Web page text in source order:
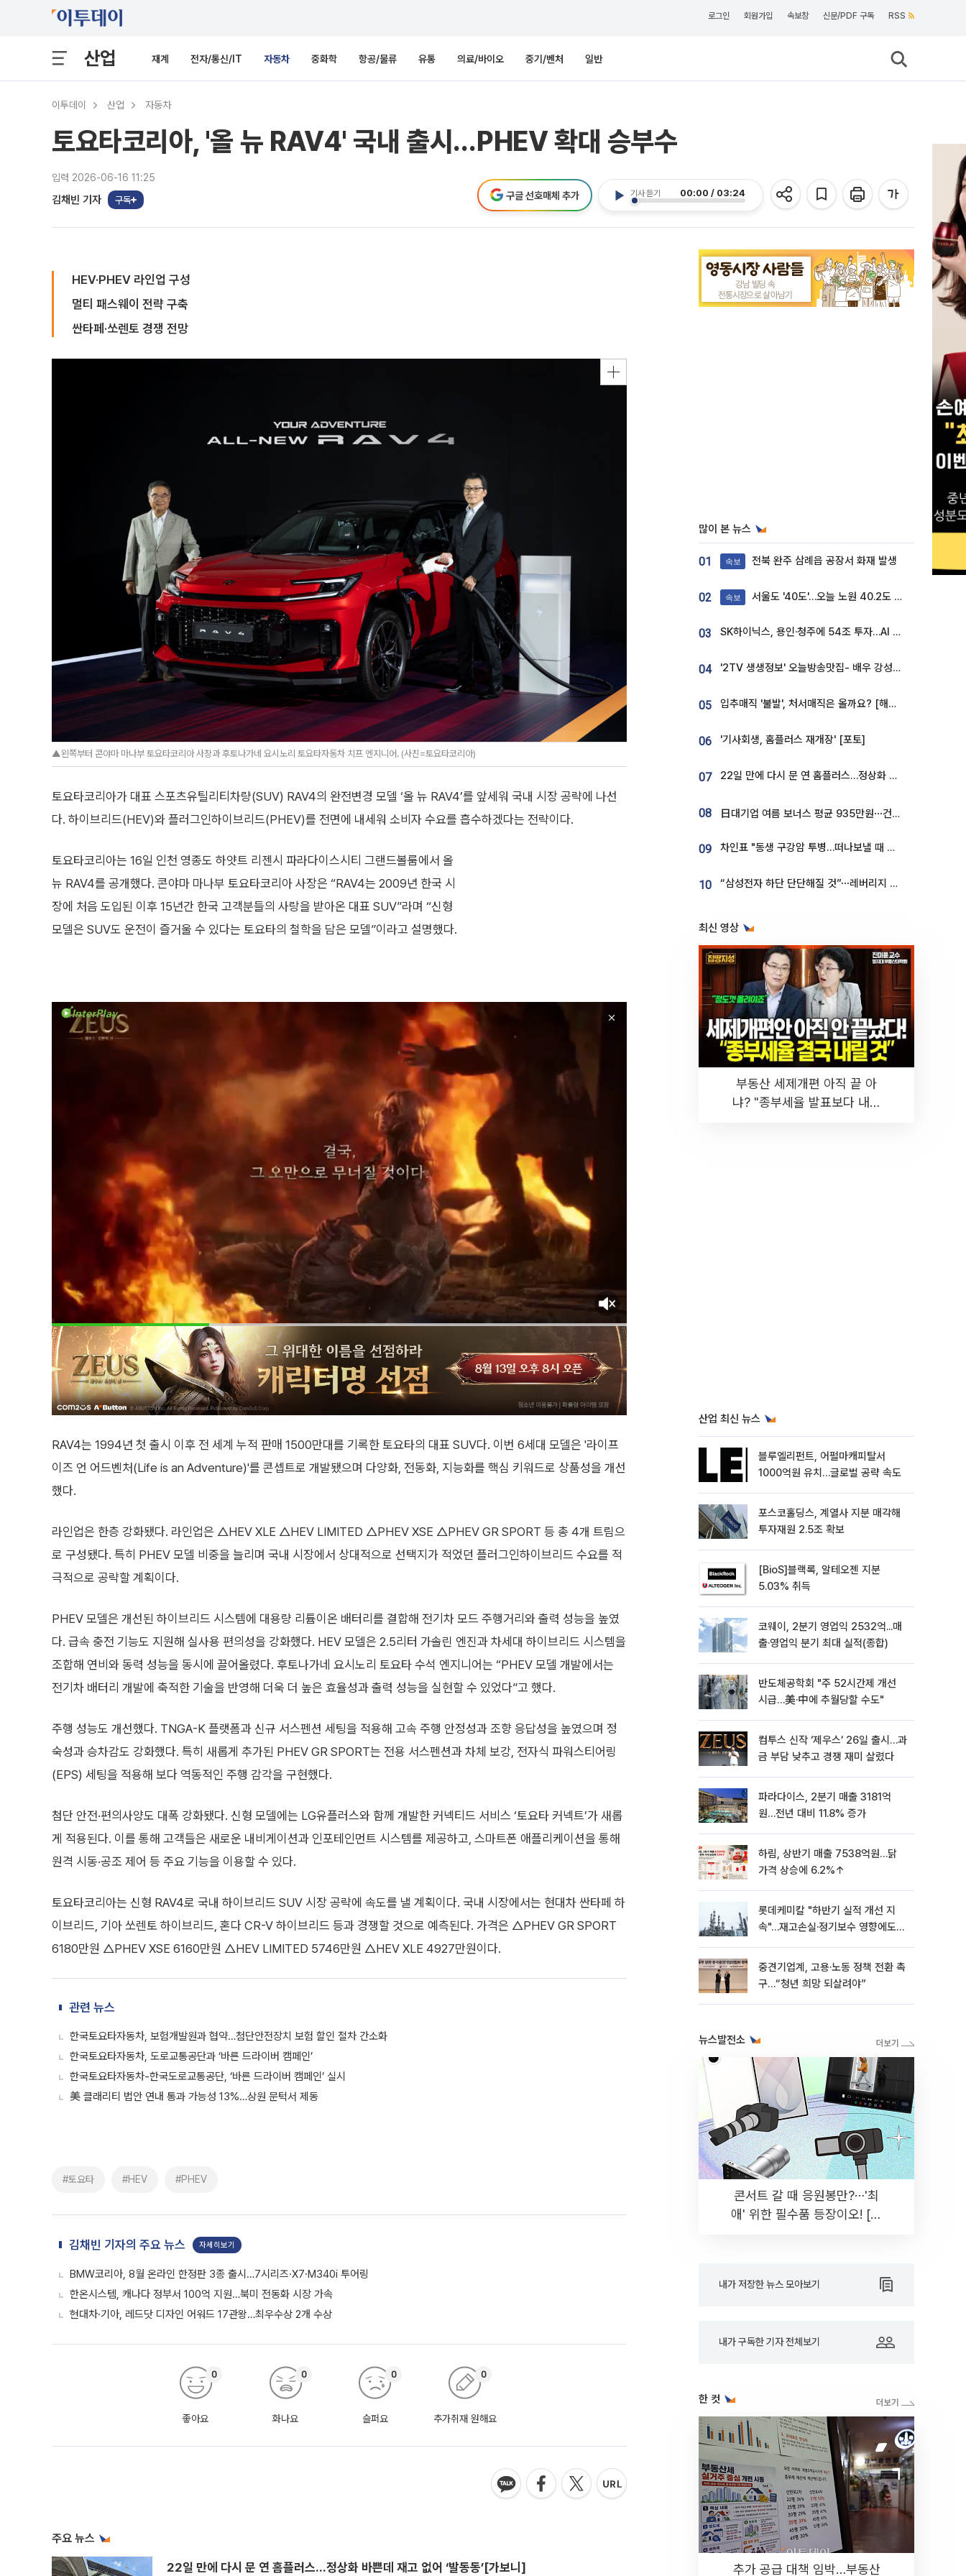
로그인 회원가입 속보창 신문/PDF 구독 RSS
산업 재계 전자/통신/IT 자동차 중화학 항공/물류 유통 의료/바이오 중기/벤처 일반
이투데이 산업 자동차
토요타코리아, '올 뉴 RAV4' 국내 출시…PHEV 확대 승부수
입력 2026-06-16 11:25
김채빈 기자 구독
기사 듣기 00:00 / 03:24
구글 선호매체 추가
HEV·PHEV 라인업 구성
멀티 패스웨이 전략 구축
싼타페·쏘렌토 경쟁 전망
▲왼쪽부터 콘야마 마나부 토요타코리아 사장과 후토나가네 요시노리 토요타자동차 치프 엔지니어. (사진=토요타코리아)
토요타코리아가 대표 스포츠유틸리티차량(SUV) RAV4의 완전변경 모델 ‘올 뉴 RAV4’를 앞세워 국내 시장 공략에 나선
다. 하이브리드(HEV)와 플러그인하이브리드(PHEV)를 전면에 내세워 소비자 수요를 흡수하겠다는 전략이다.
토요타코리아는 16일 인천 영종도 하얏트 리젠시 파라다이스시티 그랜드볼룸에서 올
뉴 RAV4를 공개했다. 콘야마 마나부 토요타코리아 사장은 “RAV4는 2009년 한국 시
장에 처음 도입된 이후 15년간 한국 고객분들의 사랑을 받아온 대표 SUV”라며 “신형
모델은 SUV도 운전이 즐거울 수 있다는 토요타의 철학을 담은 모델”이라고 설명했다.
RAV4는 1994년 첫 출시 이후 전 세계 누적 판매 1500만대를 기록한 토요타의 대표 SUV다. 이번 6세대 모델은 '라이프
이즈 언 어드벤처(Life is an Adventure)'를 콘셉트로 개발됐으며 다양화, 전동화, 지능화를 핵심 키워드로 상품성을 개선
했다.
라인업은 한층 강화됐다. 라인업은 △HEV XLE △HEV LIMITED △PHEV XSE △PHEV GR SPORT 등 총 4개 트림으
로 구성됐다. 특히 PHEV 모델 비중을 늘리며 국내 시장에서 상대적으로 선택지가 적었던 플러그인하이브리드 수요를 적
극적으로 공략할 계획이다.
PHEV 모델은 개선된 하이브리드 시스템에 대용량 리튬이온 배터리를 결합해 전기차 모드 주행거리와 출력 성능을 높였
다. 급속 충전 기능도 지원해 실사용 편의성을 강화했다. HEV 모델은 2.5리터 가솔린 엔진과 차세대 하이브리드 시스템을
조합해 연비와 동력 성능을 동시에 끌어올렸다. 후토나가네 요시노리 토요타 수석 엔지니어는 “PHEV 모델 개발에서는
전기차 배터리 개발에 축적한 기술을 반영해 더욱 더 높은 효율성과 출력 성능을 실현할 수 있었다”고 했다.
주행 성능도 개선했다. TNGA-K 플랫폼과 신규 서스펜션 세팅을 적용해 고속 주행 안정성과 조향 응답성을 높였으며 정
숙성과 승차감도 강화했다. 특히 새롭게 추가된 PHEV GR SPORT는 전용 서스펜션과 차체 보강, 전자식 파워스티어링
(EPS) 세팅을 적용해 보다 역동적인 주행 감각을 구현했다.
첨단 안전·편의사양도 대폭 강화됐다. 신형 모델에는 LG유플러스와 함께 개발한 커넥티드 서비스 ‘토요타 커넥트’가 새롭
게 적용된다. 이를 통해 고객들은 새로운 내비게이션과 인포테인먼트 시스템를 제공하고, 스마트폰 애플리케이션을 통해
원격 시동·공조 제어 등 주요 기능을 이용할 수 있다.
토요타코리아는 신형 RAV4로 국내 하이브리드 SUV 시장 공략에 속도를 낼 계획이다. 국내 시장에서는 현대차 싼타페 하
이브리드, 기아 쏘렌토 하이브리드, 혼다 CR-V 하이브리드 등과 경쟁할 것으로 예측된다. 가격은 △PHEV GR SPORT
6180만원 △PHEV XSE 6160만원 △HEV LIMITED 5746만원 △HEV XLE 4927만원이다.
관련 뉴스
한국토요타자동차, 보험개발원과 협약…첨단안전장치 보험 할인 절차 간소화
한국토요타자동차, 도로교통공단과 ‘바른 드라이버 캠페인’
한국토요타자동차-한국도로교통공단, ‘바른 드라이버 캠페인’ 실시
美 클래리티 법안 연내 통과 가능성 13%…상원 문턱서 제동
#토요타 #HEV #PHEV
김채빈 기자의 주요 뉴스 자세히보기
BMW코리아, 8월 온라인 한정판 3종 출시…7시리즈·X7·M340i 투어링
한온시스템, 캐나다 정부서 100억 지원…북미 전동화 시장 가속
현대차·기아, 레드닷 디자인 어워드 17관왕…최우수상 2개 수상
좋아요
0
화나요
0
슬퍼요
0
추가취재 원해요
0
주요 뉴스
22일 만에 다시 문 연 홈플러스…정상화 바쁜데 재고 없어 ‘발동동’[가보니]
많이 본 뉴스
01 속보 전북 완주 삼례읍 공장서 화재 발생
02 속보 서울도 '40도'…오늘 노원 40.2도 기록
03 SK하이닉스, 용인·청주에 54조 투자…AI 메모리 생산기지 키운다
04 '2TV 생생정보' 오늘방송맛집- 배우 강성진 단골! 쌀국수ㆍ푸팟퐁 커리 맛집 '블○○○'
05 입추매직 '불발', 처서매직은 올까요? [해시태그]
06 '기사회생, 홈플러스 재개장' [포토]
07 22일 만에 다시 문 연 홈플러스…정상화 바쁜데 재고 없어 ‘발동동’[가보니]
08 日대기업 여름 보너스 평균 935만원⋯건설회사 1800만 넘어
09 차인표 "동생 구강암 투병…떠나보낼 때 가장 힘들었다”
10 “삼성전자 하단 단단해질 것”⋯레버리지 규제에 쏠림 완화 [찐코노미]
최신 영상
부동산 세제개편 아직 끝 아
냐? "종부세율 발표보다 내릴
산업 최신 뉴스
블루엘리펀트, 어펄마캐피탈서
1000억원 유치…글로벌 공략 속도
포스코홀딩스, 계열사 지분 매각해
투자재원 2.5조 확보
[BioS]블랙록, 알테오젠 지분
5.03% 취득
코웨이, 2분기 영업익 2532억...매
출·영업익 분기 최대 실적(종합)
반도체공학회 "주 52시간제 개선
시급…美·中에 추월당할 수도"
컴투스 신작 ‘제우스’ 26일 출시…과
금 부담 낮추고 경쟁 재미 살렸다
파라다이스, 2분기 매출 3181억
원…전년 대비 11.8% 증가
하림, 상반기 매출 7538억원…닭
가격 상승에 6.2%↑
롯데케미칼 "하반기 실적 개선 지
속"…재고손실·정기보수 영향에도
중견기업계, 고용·노동 정책 전환 촉
구…“청년 희망 되살려야”
뉴스발전소
콘서트 갈 때 응원봉만?⋯'최
애' 위한 필수품 등장이오! [솔
내가 저장한 뉴스 모아보기
내가 구독한 기자 전체보기
한 컷
추가 공급 대책 임박…부동산